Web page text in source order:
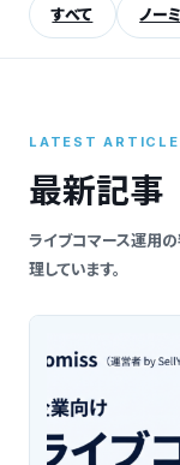
すべて ノー
LATEST
最新記事
ライブコマース運用
理しています。